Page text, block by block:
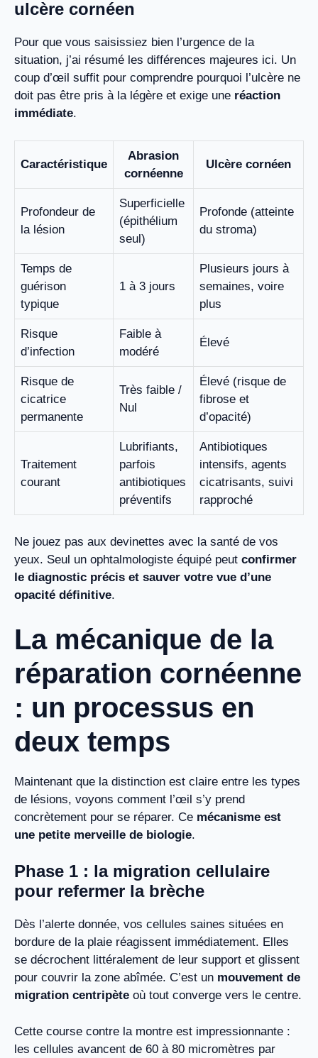
ulcère cornéen
Pour que vous saisissiez bien l’urgence de la
situation, j’ai résumé les différences majeures ici. Un
coup d’œil suffit pour comprendre pourquoi l’ulcère ne
doit pas être pris à la légère et exige une réaction
immédiate.
Caractéristique
Abrasion
cornéenne
Ulcère cornéen
Profondeur de
la lésion
Superficielle
(épithélium
seul)
Profonde (atteinte
du stroma)
Temps de
guérison
typique
1 à 3 jours
Plusieurs jours à
semaines, voire
plus
Risque
d’infection
Faible à
modéré
Élevé
Risque de
cicatrice
permanente
Très faible /
Nul
Élevé (risque de
fibrose et
d’opacité)
Traitement
courant
Lubrifiants,
parfois
antibiotiques
préventifs
Antibiotiques
intensifs, agents
cicatrisants, suivi
rapproché
Ne jouez pas aux devinettes avec la santé de vos
yeux. Seul un ophtalmologiste équipé peut confirmer
le diagnostic précis et sauver votre vue d’une
opacité définitive.
La mécanique de la
réparation cornéenne
: un processus en
deux temps
Maintenant que la distinction est claire entre les types
de lésions, voyons comment l’œil s’y prend
concrètement pour se réparer. Ce mécanisme est
une petite merveille de biologie.
Phase 1 : la migration cellulaire
pour refermer la brèche
Dès l’alerte donnée, vos cellules saines situées en
bordure de la plaie réagissent immédiatement. Elles
se décrochent littéralement de leur support et glissent
pour couvrir la zone abîmée. C’est un mouvement de
migration centripète où tout converge vers le centre.
Cette course contre la montre est impressionnante :
les cellules avancent de 60 à 80 micromètres par